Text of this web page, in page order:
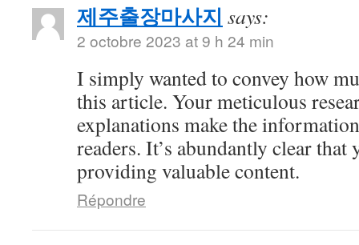
제주출장마사지 says:
2 octobre 2023 at 9 h 24 min
I simply wanted to convey how
this article. Your meticulous
explanations make the
readers. It’s abundantly clear that
providing valuable content.
Répondre